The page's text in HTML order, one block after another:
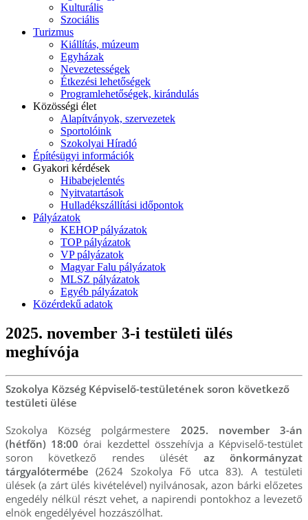
Kulturális
Szociális
Turizmus
Kiállítás, múzeum
Egyházak
Nevezetességek
Étkezési lehetőségek
Programlehetőségek, kirándulás
Közösségi élet
Alapítványok, szervezetek
Sportolóink
Szokolyai Híradó
Építésügyi információk
Gyakori kérdések
Hibabejelentés
Nyitvatartások
Hulladékszállítási időpontok
Pályázatok
KEHOP pályázatok
TOP pályázatok
VP pályázatok
Magyar Falu pályázatok
MLSZ pályázatok
Egyéb pályázatok
Közérdekű adatok
2025. november 3-i testületi ülés
meghívója
Szokolya Község Képviselő-testületének soron következő
testületi ülése
Szokolya Község polgármestere 2025. november 3-án
(hétfőn) 18:00 órai kezdettel összehívja a Képviselő-testület
soron következő rendes ülését az önkormányzat
tárgyalótermébe(2624 Szokolya Fő utca 83). A testületi
ülések (a zárt ülés kivételével) nyilvánosak, azon bárki előzetes
engedély nélkül részt vehet, a napirendi pontokhoz a levezető
elnök engedélyével hozzászólhat.